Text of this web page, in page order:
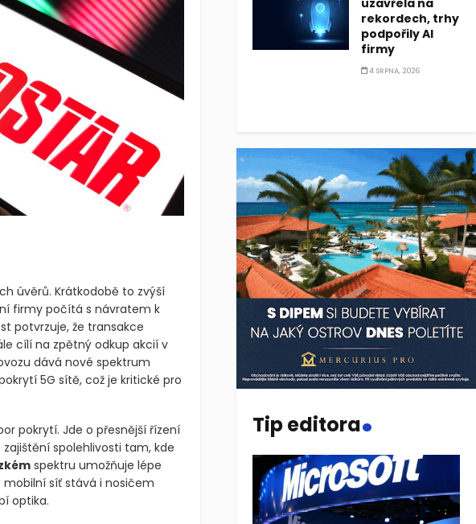
úvěrů. Krátkodobě to zvýší
firmy počítá s návratem k
potvrzuje, že transakce
cílí na zpětný odkup akcií v
dává nové spektrum
5G sítě, což je kritické pro
pokrytí. Jde o přesnější řízení
spolehlivosti tam, kde
spektru umožňuje lépe
síť stává i nosičem
optika.
uzavřela na
rekordech, trhy
podpořily AI
firmy
4 SRPNA, 2026
Tip editora.